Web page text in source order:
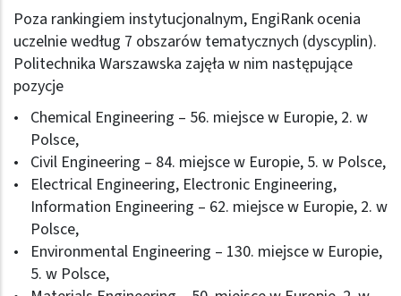
Poza rankingiem instytucjonalnym, EngiRank ocenia
uczelnie według 7 obszarów tematycznych (dyscyplin).
Politechnika Warszawska zajęła w nim następujące
pozycje
Chemical Engineering – 56. miejsce w Europie, 2. w
Polsce,
Civil Engineering – 84. miejsce w Europie, 5. w Polsce,
Electrical Engineering, Electronic Engineering,
Information Engineering – 62. miejsce w Europie, 2. w
Polsce,
Environmental Engineering – 130. miejsce w Europie,
5. w Polsce,